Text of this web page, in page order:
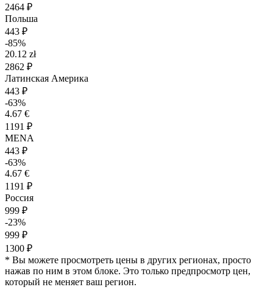
2464 ₽
Польша
443 ₽
-85%
20.12 zł
2862 ₽
Латинская Америка
443 ₽
-63%
4.67 €
1191 ₽
MENA
443 ₽
-63%
4.67 €
1191 ₽
Россия
999 ₽
-23%
999 ₽
1300 ₽
* Вы можете просмотреть цены в других регионах, просто
нажав по ним в этом блоке. Это только предпросмотр цен,
который не меняет ваш регион.